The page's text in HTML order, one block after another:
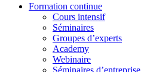
Formation continue
Cours intensif
Séminaires
Groupes d’experts
Academy
Webinaire
Séminaires d’entreprise